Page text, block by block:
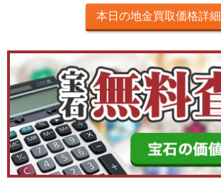
本日の地金買取価格詳細